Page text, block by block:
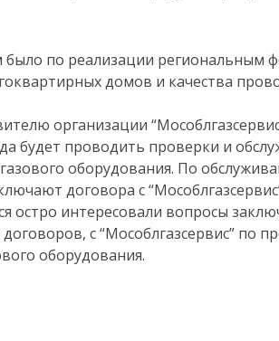
по реализации региональным
домов и качества
организации
будет проводить проверки и
оборудования. По
договора с
остро интересовали вопросы
с “Мособлгазсервис” по
оборудования.